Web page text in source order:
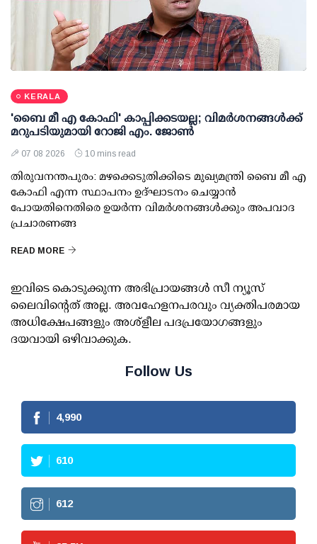
KERALA
'ബൈ മീ എ കോഫി' കാപ്പിക്കടയല്ല; വിമര്‍ശനങ്ങള്‍ക്ക്
മറുപടിയുമായി റോജി എം. ജോണ്‍
07 08 2026 10 mins read
തിരുവനന്തപുരം: മഴക്കെടുതിക്കിടെ മുഖ്യമന്ത്രി ബൈ മീ എ
കോഫി എന്ന സ്ഥാപനം ഉദ്ഘാടനം ചെയ്യാന്‍
പോയതിനെതിരെ ഉയര്‍ന്ന വിമര്‍ശനങ്ങള്‍ക്കും അപവാദ
പ്രചാരണങ്ങ
READ MORE
ഇവിടെ കൊടുക്കുന്ന അഭിപ്രായങ്ങള്‍ സീ ന്യൂസ്
ലൈവിന്റെത് അല്ല. അവഹേളനപരവും വ്യക്തിപരമായ
അധിക്ഷേപങ്ങളും അശ്‌ളീല പദപ്രയോഗങ്ങളും
ദയവായി ഒഴിവാക്കുക.
Follow Us
4,990
610
612